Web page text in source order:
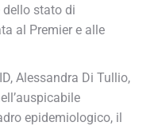
stato di
al Premier e alle
Alessandra Di Tullio,
epidemiologico, il